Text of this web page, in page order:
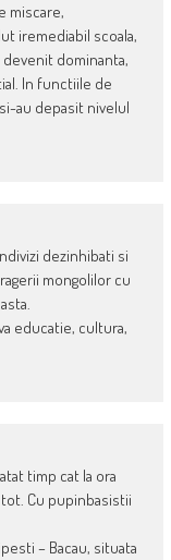
miscare,
iremediabil scoala,
dominanta,
In functiile de
au depasit nivelul
dezinhibati si
mongolilor cu
educatie, cultura,
timp cat la ora
Cu pupinbasistii
– Bacau, situata